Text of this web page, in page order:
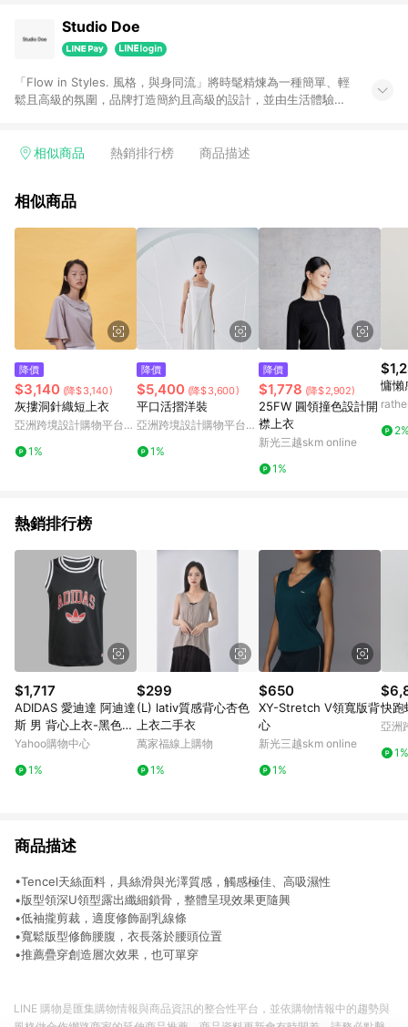
Studio Doe
「Flow in Styles. ⾵格，與⾝同流」將時髦精煉為⼀種簡單、輕
鬆且⾼級的氛圍，品牌打造簡約且高級的設計，並由生活體驗融
鳴。相似商品 熱銷排行榜 商品描述
相似商品
降價
$3,140 (降$3,140)
灰摟洞針織短上衣
亞洲跨境設計購物平台
1%
降價
$5,400 (降$3,600)
平口活摺洋裝
亞洲跨境設計購物平台
1%
降價
$1,778 (降$2,902)
25FW 圓領撞色設計開
襟上衣
新光三越skm online
1%
慵懶
熱銷排行榜
$1,717
ADIDAS 愛迪達 阿迪達
斯 男 背心上衣-黑色
系-EXT Q12 VARSITY-
Yahoo購物中心
1%
$299
(L) lativ質感背心杏色
上衣二手衣
萬家福線上購物
1%
$650
XY-Stretch V領寬版背
心
新光三越skm online
1%
快跑
亞洲
1%
商品描述
•Tencel天絲面料，具絲滑與光澤質感，觸感極佳、高吸濕性
•版型領深U領型露出纖細鎖骨，整體呈現效果更隨興
•低袖攏剪裁，適度修飾副乳線條
•寬鬆版型修飾腰腹，衣長落於腰頭位置
•推薦疊穿創造層次效果，也可單穿
LINE 購物是匯集購物情報與商品資訊的整合性平台，並依購物情報中的趨勢與